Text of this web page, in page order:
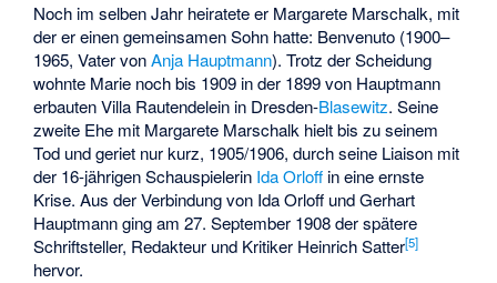
Noch im selben Jahr heiratete er Margarete Marschalk, mit
der er einen gemeinsamen Sohn hatte: Benvenuto (1900–
1965, Vater vonAnja Hauptmann). Trotz der Scheidung
wohnte Marie noch bis 1909 in der 1899 von Hauptmann
erbautenVilla Rautendelein in Dresden-Blasewitz. Seine
zweite Ehe mit Margarete Marschalk hielt bis zu seinem
Tod und geriet nur kurz, 1905/1906, durch seine Liaison mit
der 16-jährigen Schauspielerin Ida Orloff in eine ernste
Krise. Aus der Verbindung von Ida Orloff und Gerhart
Hauptmann ging am 27. September 1908 der spätere
Schriftsteller, Redakteur und Kritiker Heinrich Satter[5]
hervor.